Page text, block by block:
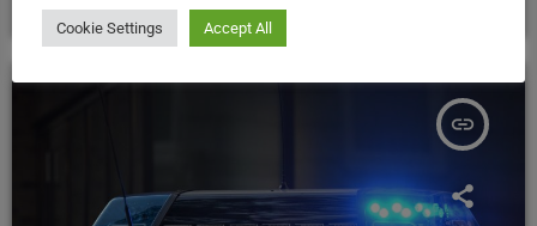
insert_link
Cookie Settings Accept All